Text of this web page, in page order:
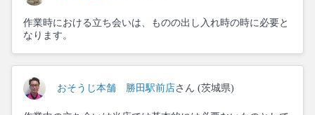
作業時における立ち会いは、ものの出し入れ時の時に必要と
なります。
おそうじ本舗 勝田駅前店さん (茨城県)